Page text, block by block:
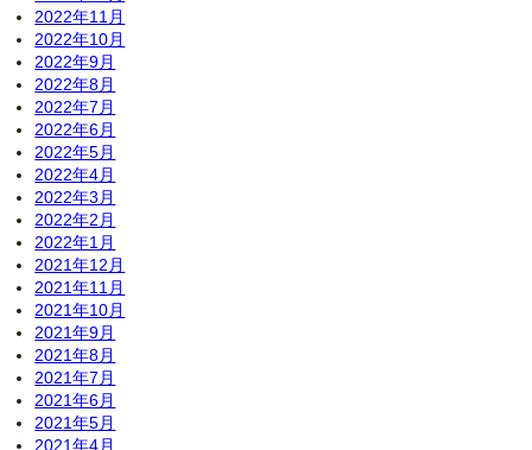
2022年11月
2022年10月
2022年9月
2022年8月
2022年7月
2022年6月
2022年5月
2022年4月
2022年3月
2022年2月
2022年1月
2021年12月
2021年11月
2021年10月
2021年9月
2021年8月
2021年7月
2021年6月
2021年5月
2021年4月